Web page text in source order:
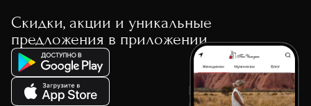
Скидки, акции и уникальные
предложения в приложении